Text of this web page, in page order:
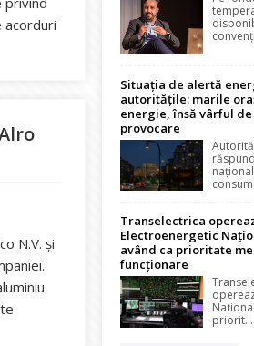
capitolul privind regimul fiscal.
N.V. și
la vânzare acţiuni ale Alro Slatina
Situația de alertă
autoritățile: marile
energie, însă vârful
provocare
Transelectrica
Electroenergetic
având ca prioritate
funcționare
priorit...